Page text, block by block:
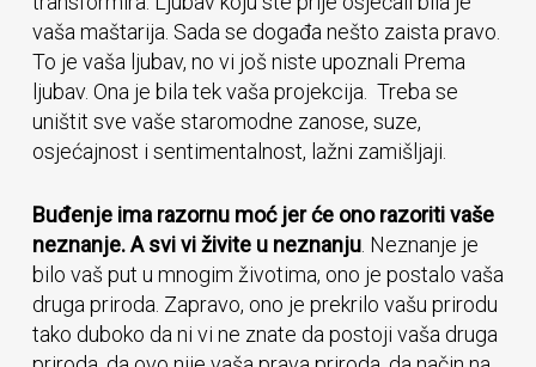
vaša maštarija. Sada se događa nešto zaista pravo.
To je vaša ljubav, no vi još niste upoznali Prema
ljubav. Ona je bila tek vaša projekcija. Treba se
uništit sve vaše staromodne zanose, suze,
osjećajnost i sentimentalnost, lažni zamišljaji.
Buđenje ima razornu moć jer će ono razoriti vaše
neznanje. A svi vi živite u neznanju. Neznanje je
bilo vaš put u mnogim životima, ono je postalo vaša
druga priroda. Zapravo, ono je prekrilo vašu prirodu
tako duboko da ni vi ne znate da postoji vaša druga